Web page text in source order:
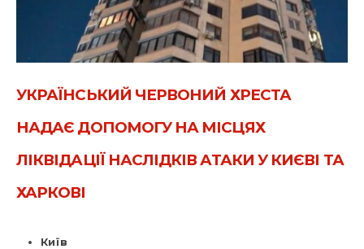
УКРАЇНСЬКИЙ ЧЕРВОНИЙ ХРЕСТА
НАДАЄ ДОПОМОГУ НА МІСЦЯХ
ЛІКВІДАЦІЇ НАСЛІДКІВ АТАКИ У КИЄВІ ТА
ХАРКОВІ
Київ